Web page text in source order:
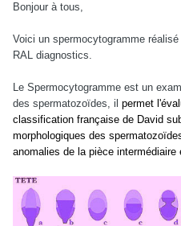
Bonjour à tous,
Voici un spermocytogramme
RAL diagnostics.
Le Spermocytogramme est un
des spermatozoïdes, il permet
classification française de David
morphologiques des
anomalies de la pièce